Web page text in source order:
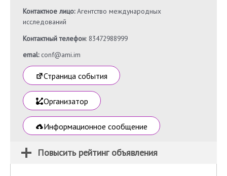
Контактное лицо:Агентство международных
исследований
Контактный телефон: 83472988999
emal: conf@ami.im
Страница события
Организатор
Информационное сообщение
Повысить рейтинг объявления